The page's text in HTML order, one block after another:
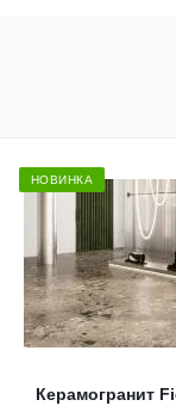
НОВИНКА
Керамогранит